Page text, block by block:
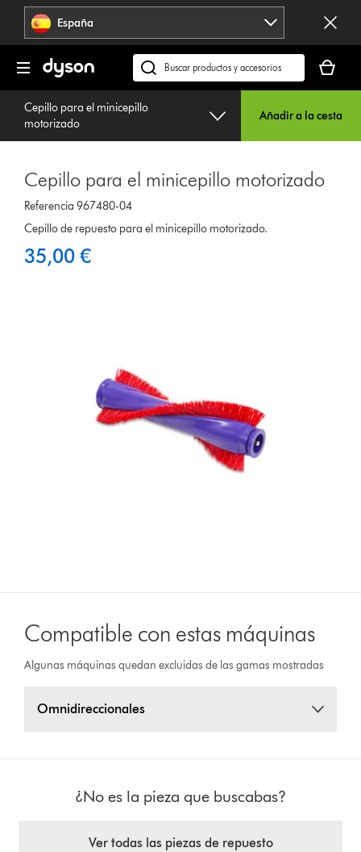
Omitir
navegación España
Buscar
en
dyson.es
cesta
está
Cepillo para el minicepillo
motorizado
Añadir a la cesta
Cepillo para el minicepillo motorizado
Referencia 967480-04
Cepillo de repuesto para el minicepillo motorizado.
35,00 €
Compatible con estas máquinas
Algunas máquinas quedan excluidas de las gamas mostradas
Omnidireccionales
¿No es la pieza que buscabas?
Ver todas las piezas de repuesto